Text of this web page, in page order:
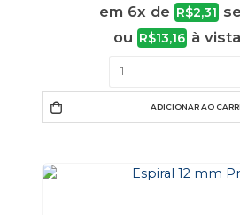
em 6x de R$2,31
ou R$13,16 à
ADICIONAR AO